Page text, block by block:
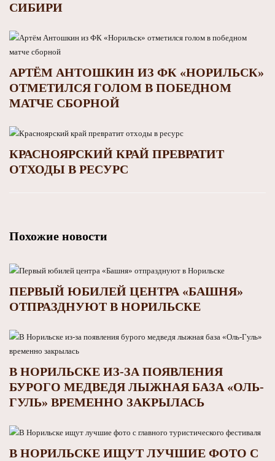
СИБИРИ
АРТЁМ АНТОШКИН ИЗ ФК «НОРИЛЬСК»
ОТМЕТИЛСЯ ГОЛОМ В ПОБЕДНОМ
МАТЧЕ СБОРНОЙ
КРАСНОЯРСКИЙ КРАЙ ПРЕВРАТИТ
ОТХОДЫ В РЕСУРС
Похожие новости
ПЕРВЫЙ ЮБИЛЕЙ ЦЕНТРА «БАШНЯ»
ОТПРАЗДНУЮТ В НОРИЛЬСКЕ
В НОРИЛЬСКЕ ИЗ-ЗА ПОЯВЛЕНИЯ
БУРОГО МЕДВЕДЯ ЛЫЖНАЯ БАЗА «ОЛЬ-
ГУЛЬ» ВРЕМЕННО ЗАКРЫЛАСЬ
В НОРИЛЬСКЕ ИЩУТ ЛУЧШИЕ ФОТО С